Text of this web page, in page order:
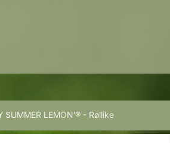
SUMMER LEMON'® - Røllike